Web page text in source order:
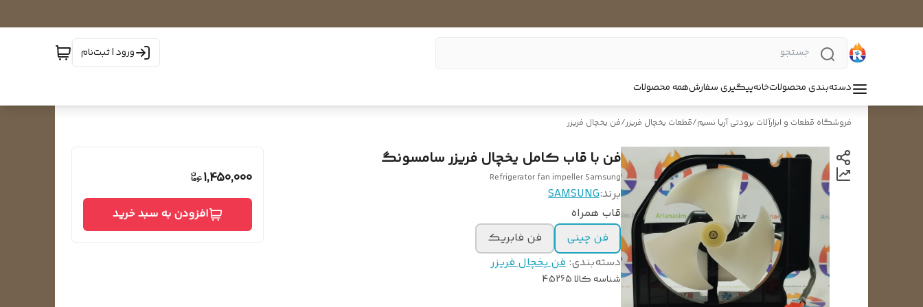
ورود | ثبت‌نام
دسته‌بندی محصولاتخانهپیگیری سفارشهمه محصولات
فروشگاه قطعات و ابزارآلات برودتی آریا نسیم/قطعات یخچال فریزر/فن یخچال فریزر
فن با قاب کامل یخچال فریزر سامسونگ
Refrigerator fan impeller Samsung
برند:SAMSUNG
قاب همراه
فن چینی
فن فابریک
دسته‌بندی: فن یخچال فریزر
شناسه کالا45265
1,450,000
افزودن به سبد خرید